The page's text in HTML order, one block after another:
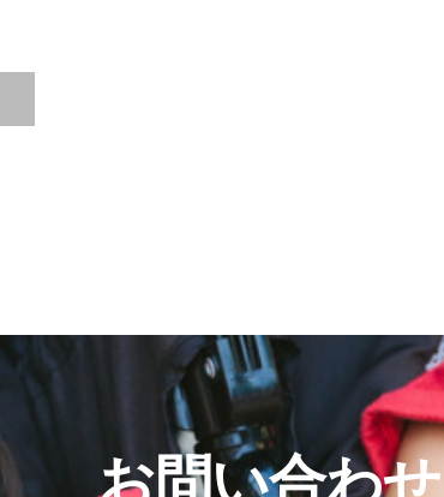
お問い合わせ